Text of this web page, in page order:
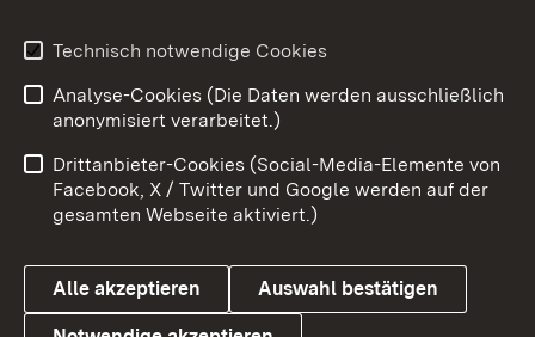
Youtube
Benutzungshinweise
Barrierefreiheit
Datenschutz
Cookies
Technisch notwendige Cookies
Analyse-Cookies (Die Daten werden ausschließlich
anonymisiert verarbeitet.)
Drittanbieter-Cookies (Social-Media-Elemente von
Facebook, X / Twitter und Google werden auf der
gesamten Webseite aktiviert.)
Alle akzeptieren Auswahl bestätigen